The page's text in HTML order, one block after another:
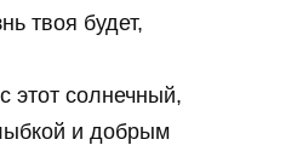
твоя будет,
этот солнечный,
и добрым